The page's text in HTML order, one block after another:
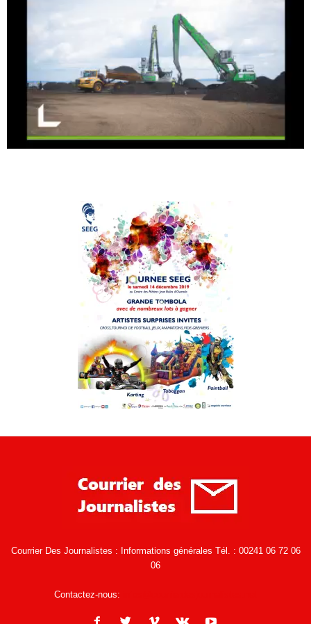
Courrier Des Journalistes : Informations générales Tél. : 00241 06 72 06
06
Contactez-nous: